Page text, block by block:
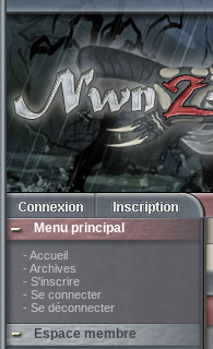
Menu principal
- Accueil
- Archives
- S'inscrire
- Se connecter
- Se déconnecter
Espace membre